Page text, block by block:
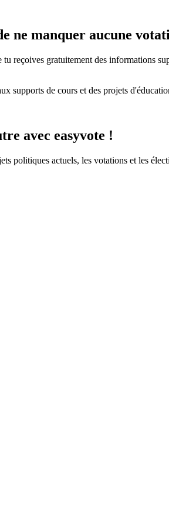
ne manquer aucune
reçoives gratuitement des informations
supports de cours et des projets
avec easyvote !
politiques actuels, les votations et les